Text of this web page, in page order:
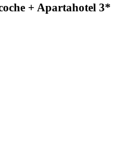
+ Apartahotel 3*